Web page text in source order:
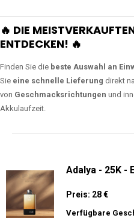
🔥 DIE
ENTDECKEN! 🔥
Finden Sie die beste Auswahl an
Sie eine schnelle Lieferung direkt
von Geschmacksrichtungen und
Akkulaufzeit.
Adalya - 25K -
Preis: 28 €
Verfügbare